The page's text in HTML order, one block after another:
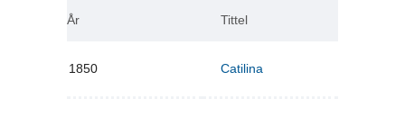
År Tittel
1850 Catilina